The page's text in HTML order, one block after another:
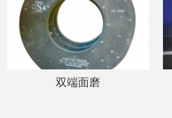
双端面磨